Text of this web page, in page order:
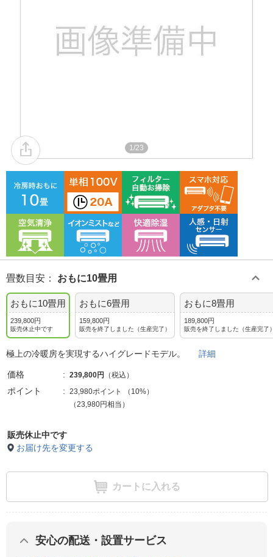
1/23
畳数目安 ： おもに10畳用
おもに10畳用
239,800円
販売休止中です
おもに6畳用
159,800円
販売を終了しました（生産完了）
おもに8畳用
189,800円
販売を終了しました（生産完了
極上の冷暖房を実現するハイグレードモデル。 詳細
価格 239,800円 （税込）
ポイント 23,980ポイント （ 10%）
（23,980円相当）
販売休止中です
お届け先を変更する
カートに入れる
安心の配送・設置サービス